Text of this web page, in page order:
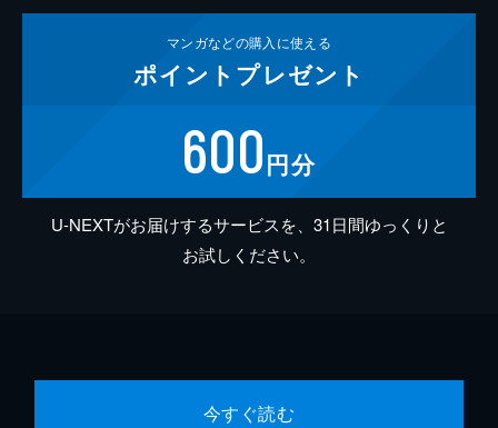
マンガなどの購入に使える
ポイント プレゼント
600円分
U-NEXTがお届けするサービスを、31日間ゆっくりと
お試しください。
今すぐ読む